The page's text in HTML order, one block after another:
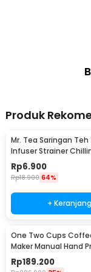
Produk
Mr. Tea Saringan
Infuser Strainer
Silicon - MR03
Rp6.900
Rp18.900 64%
+ Keranjang
One Two Cups
Maker Manual Hand
Espresso 300ml -
Rp189.200